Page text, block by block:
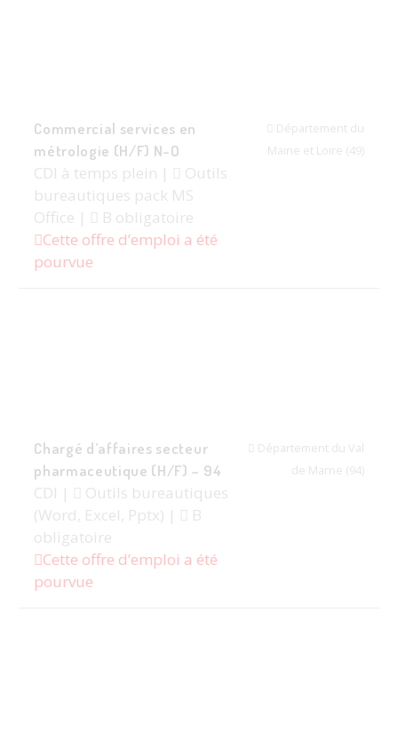
Commercial services en
métrologie (H/F) N-O
CDI à temps plein |
Outils
bureautiques pack MS
Office |
B obligatoire
Cette offre d’emploi a été
pourvue
Département du
Maine et Loire (49)
Chargé d’affaires secteur
pharmaceutique (H/F) – 94
CDI |
Outils bureautiques
(Word, Excel, Pptx) |
B
obligatoire
Cette offre d’emploi a été
pourvue
Département du Val
de Marne (94)